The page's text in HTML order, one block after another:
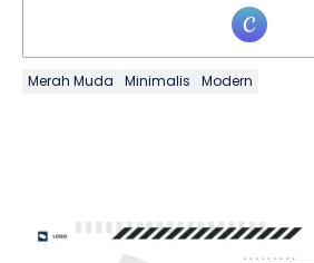
Merah Muda Minimalis Modern